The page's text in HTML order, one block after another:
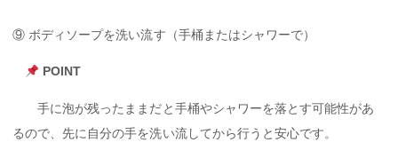
⑨ ボディソープを洗い流す（手桶またはシャワーで）
POINT
手に泡が残ったままだと手桶やシャワーを落とす可能性があ
るので、先に自分の手を洗い流してから行うと安心です。